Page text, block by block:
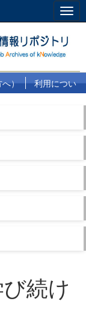
へ）
利用につい
続け